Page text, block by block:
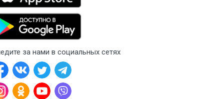
за нами в социальных сетях